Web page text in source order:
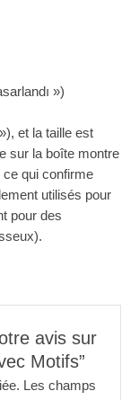
»)
et la taille est
sur la boîte montre
ce qui confirme
utilisés pour
pour des
avis sur
Motifs”
Les champs